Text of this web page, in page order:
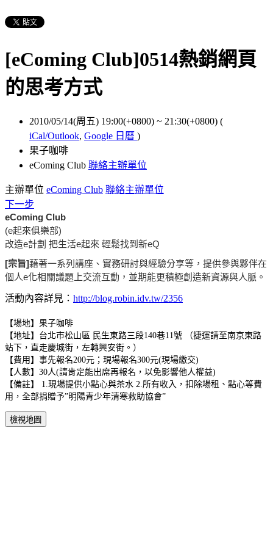
[eComing Club]0514熱銷網頁
的思考方式
2010/05/14(周五) 19:00(+0800) ~ 21:30(+0800) (
iCal/Outlook, Google 日曆 )
果子咖啡
eComing Club 聯絡主辦單位
主辦單位 eComing Club 聯絡主辦單位
下一步
eComing Club
(e起來俱樂部)
改造e計劃 把生活e起來 輕鬆找到新eQ
[宗旨]藉著一系列講座、實務研討與經驗分享等，提供參與夥伴在
個人e化相關議題上交流互動，並期能更積極創造新資源與人脈。
活動內容詳見： http://blog.robin.idv.tw/2356
【場地】果子咖啡
【地址】台北市松山區 民生東路三段140巷11號 （捷運請至南京東路
站下，直走慶城街，左轉興安街。）
【費用】事先報名200元；現場報名300元(現場繳交)
【人數】30人(請肯定能出席再報名，以免影響他人權益)
【備註】 1.現場提供小點心與茶水 2.所有收入，扣除場租、點心等費
用，全部捐贈予”明陽青少年清寒救助協會”
檢視地圖